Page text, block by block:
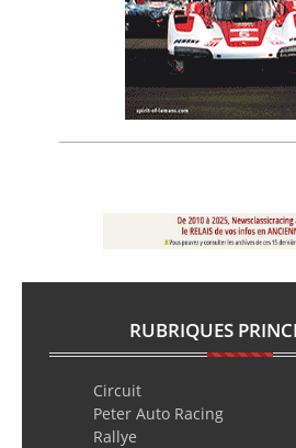
RUBRIQUES
Circuit
Peter Auto Racing
Rallye